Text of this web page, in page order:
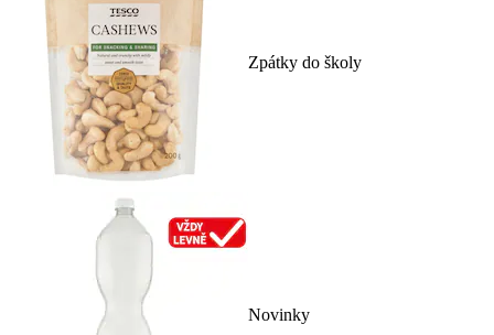
Zpátky do školy
Novinky